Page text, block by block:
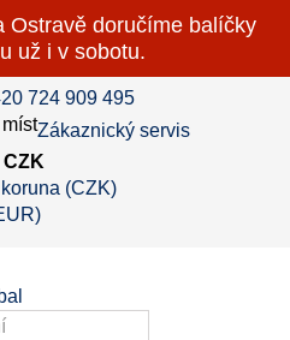
Ostravě doručíme balíčky
už i v sobotu.
724 909 495
Zákaznický servis
CZK
(CZK)